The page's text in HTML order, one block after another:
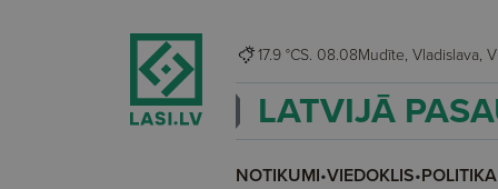
17.9 °CS. 08.08
LATVIJĀ
NOTIKUMI•VIEDOKLIS•POLITIKA